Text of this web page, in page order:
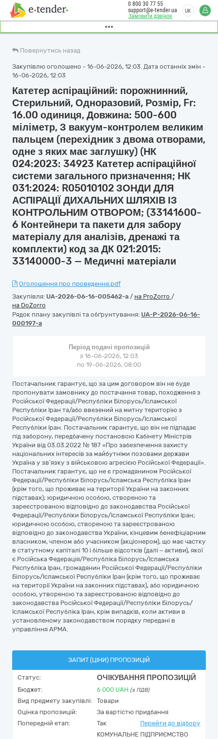
Замовити дзвінок
0 800 30 77 55
support@e-tender.ua
UK
Повернутись назад
Закупівлю оголошено - 16-06-2026, 12:03. Дата останніх змін -
16-06-2026, 12:03
Катетер аспіраційний: порожнинний,
Стерильний, Одноразовий, Розмір, Fr:
16.00 одиниця, Довжина: 500-600
міліметр, З вакуум-контролем великим
пальцем (перехідник з двома отворами,
одне з яких має заглушку) (НК
024:2023: 34923 Катетер аспіраційної
системи загального призначення; НК
031:2024: R05010102 ЗОНДИ ДЛЯ
АСПІРАЦІЇ ДИХАЛЬНИХ ШЛЯХІВ ІЗ
КОНТРОЛЬНИМ ОТВОРОМ; (33141600-
6 Контейнери та пакети для забору
матеріалу для аналізів, дренажі та
комплекти) код за ДК 021:2015:
33140000-3 — Медичні матеріали
Оголошення про проведення.pdf
Закупівля: UA-2026-06-16-005462-a / на ProZorro /
на DoZorro
Рядок плану закупівлі та обґрунтування: UA-P-2026-06-16-
000197-a
Період подачі пропозицій
з 16-06-2026, 12:03
по 19-06-2026, 08:00
Постачальник гарантує, що за цим договором він не буде
пропонувати замовнику до постачання товар, походження з
Російської Федерації/Республіки Білорусь/Ісламської
Республіки Іран та/або ввезений на митну територію з
Російської Федерації/Республіки Білорусь/Ісламської
Республіки Іран. Постачальник гарантує, що він не підпадає
під заборону, передбачену постановою Кабінету Міністрів
України від 03.03.2022 № 187 «Про забезпечення захисту
національних інтересів за майбутніми позовами держави
Україна у зв’язку з військовою агресією Російської Федерації».
Постачальник гарантує, що не є громадянином Російської
Федерації/Республіки Білорусь/Ісламська Республіка Іран
(крім того, що проживає на території України на законних
підставах); юридичною особою, створеною та
зареєстрованою відповідно до законодавства Російської
Федерації/Республіки Білорусь/Ісламської Республіки Іран;
юридичною особою, створеною та зареєстрованою
відповідно до законодавства України, кінцевим бенефіціарним
власником, членом або учасником (акціонером), що має частку
в статутному капіталі 10 і більше відсотків (далі – активи), якої
є Російська Федерація/Республіка Білорусь/Ісламська
Республіка Іран, громадянин Російської Федерації/Республіки
Білорусь/Ісламської Республіки Іран (крім того, що проживає
на території України на законних підставах), або юридичною
особою, утвореною та зареєстрованою відповідно до
законодавства Російської Федерації/Республіки Білорусь/
Ісламської Республіка Іран, крім випадків, коли активи в
установленому законодавством порядку передані в
управління АРМА.
ЗАПИТ (ЦІНИ) ПРОПОЗИЦІЙ
Статус: ОЧІКУВАННЯ ПРОПОЗИЦІЙ
Бюджет: 6 000 UAH (з ПДВ)
Вид предмету закупівлі:
Товари
Оцінка пропозицій:
За вартістю придбання
Попередній етап:
Так Перейти до відбору
КОМУНАЛЬНЕ ПІДПРИЄМСТВО